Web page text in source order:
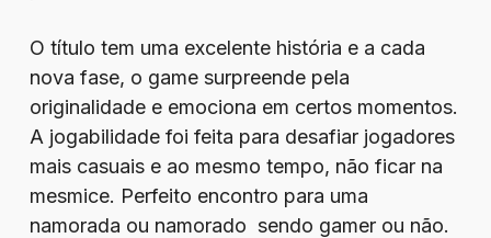
O título tem uma excelente história e a cada
nova fase, o game surpreende pela
originalidade e emociona em certos momentos.
A jogabilidade foi feita para desafiar jogadores
mais casuais e ao mesmo tempo, não ficar na
mesmice. Perfeito encontro para uma
namorada ou namorado sendo gamer ou não.